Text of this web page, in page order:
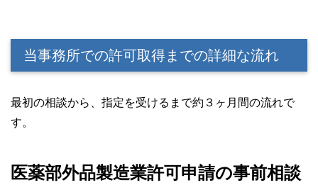
当事務所での許可取得までの詳細な流れ
最初の相談から、指定を受けるまで約３ヶ月間の流れで
す。
医薬部外品製造業許可申請の事前相談